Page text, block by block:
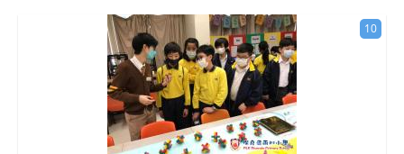
10